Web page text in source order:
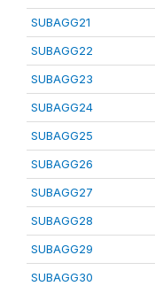
SUBAGG21
SUBAGG22
SUBAGG23
SUBAGG24
SUBAGG25
SUBAGG26
SUBAGG27
SUBAGG28
SUBAGG29
SUBAGG30